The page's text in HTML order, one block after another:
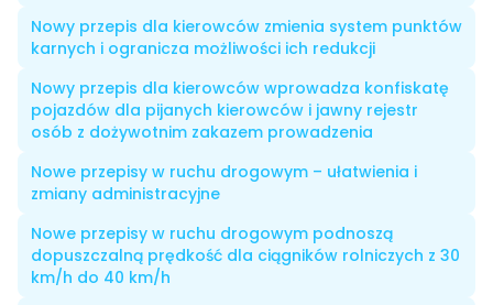
Nowy przepis dla kierowców zmienia system punktów
karnych i ogranicza możliwości ich redukcji
Nowy przepis dla kierowców wprowadza konfiskatę
pojazdów dla pijanych kierowców i jawny rejestr
osób z dożywotnim zakazem prowadzenia
Nowe przepisy w ruchu drogowym – ułatwienia i
zmiany administracyjne
Nowe przepisy w ruchu drogowym podnoszą
dopuszczalną prędkość dla ciągników rolniczych z 30
km/h do 40 km/h